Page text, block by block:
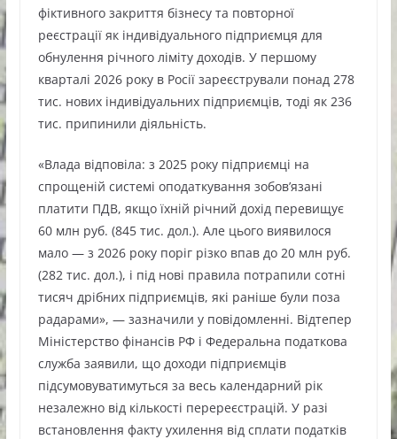
фіктивного закриття бізнесу та повторної
реєстрації як індивідуального підприємця для
обнулення річного ліміту доходів. У першому
кварталі 2026 року в Росії зареєстрували понад 278
тис. нових індивідуальних підприємців, тоді як 236
тис. припинили діяльність.
«Влада відповіла: з 2025 року підприємці на
спрощеній системі оподаткування зобов’язані
платити ПДВ, якщо їхній річний дохід перевищує
60 млн руб. (845 тис. дол.). Але цього виявилося
мало — з 2026 року поріг різко впав до 20 млн руб.
(282 тис. дол.), і під нові правила потрапили сотні
тисяч дрібних підприємців, які раніше були поза
радарами», — зазначили у повідомленні. Відтепер
Міністерство фінансів РФ і Федеральна податкова
служба заявили, що доходи підприємців
підсумовуватимуться за весь календарний рік
незалежно від кількості перереєстрацій. У разі
встановлення факту ухилення від сплати податків